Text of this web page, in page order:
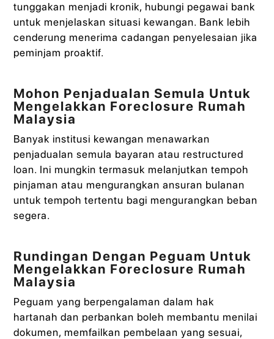
tunggakan menjadi kronik, hubungi pegawai bank
untuk menjelaskan situasi kewangan. Bank lebih
cenderung menerima cadangan penyelesaian jika
peminjam proaktif.
Mohon Penjadualan Semula Untuk
Mengelakkan Foreclosure Rumah
Malaysia
Banyak institusi kewangan menawarkan
penjadualan semula bayaran atau restructured
loan. Ini mungkin termasuk melanjutkan tempoh
pinjaman atau mengurangkan ansuran bulanan
untuk tempoh tertentu bagi mengurangkan beban
segera.
Rundingan Dengan Peguam Untuk
Mengelakkan Foreclosure Rumah
Malaysia
Peguam yang berpengalaman dalam hak
hartanah dan perbankan boleh membantu menilai
dokumen, memfailkan pembelaan yang sesuai,